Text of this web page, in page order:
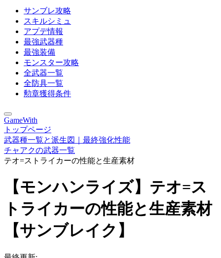
サンブレ攻略
スキルシミュ
アプデ情報
最強武器種
最強装備
モンスター攻略
全武器一覧
全防具一覧
勲章獲得条件
GameWith
トップページ
武器種一覧と派生図｜最終強化性能
チャアクの武器一覧
テオ=ストライカーの性能と生産素材
【モンハンライズ】テオ=ス
トライカーの性能と生産素材
【サンブレイク】